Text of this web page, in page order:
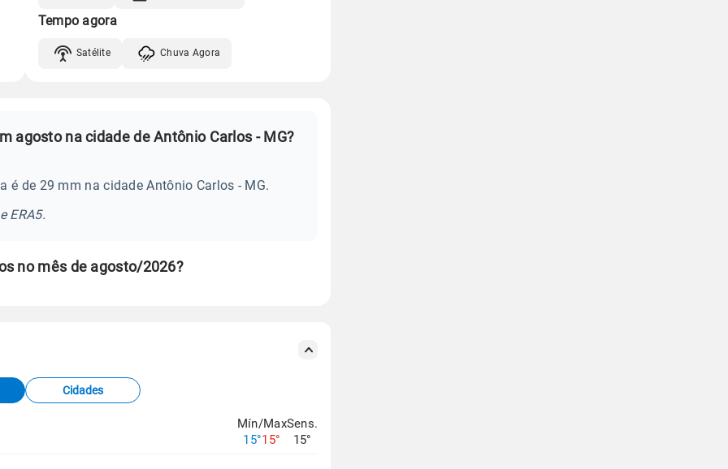
Tempo agora
Satélite Chuva Agora
agosto na cidade de Antônio Carlos - MG?
é de 29 mm na cidade Antônio Carlos - MG.
ERA5.
no mês de agosto/2026?
Cidades
Mín/Max
15°15°
Sens.
15°